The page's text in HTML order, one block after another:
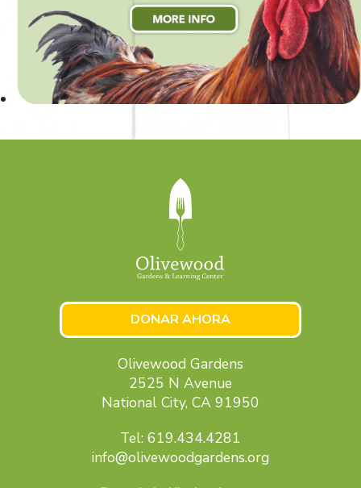
DONAR AHORA
Olivewood Gardens
2525 N Avenue
National City, CA 91950
Tel: 619.434.4281
info@olivewoodgardens.org